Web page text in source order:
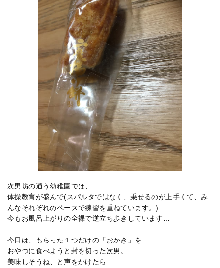
次男坊の通う幼稚園では、
体操教育が盛んで(スパルタではなく、乗せるのが上手くて、み
んなそれぞれのペースで練習を重ねています。)
今もお風呂上がりの全裸で逆立ち歩きしています…
今日は、もらった１つだけの「おかき」を
おやつに食べようと封を切った次男。
美味しそうね、と声をかけたら